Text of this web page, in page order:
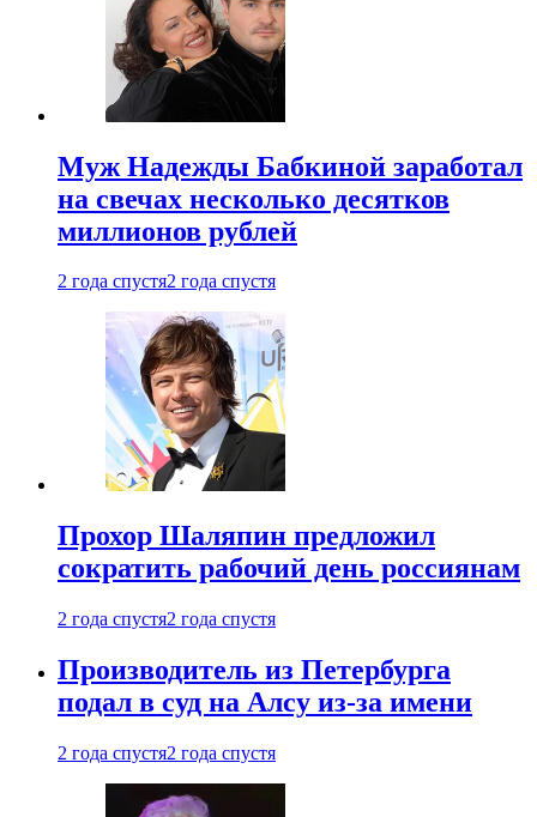
Муж Надежды Бабкиной заработал
на свечах несколько десятков
миллионов рублей
2 года спустя2 года спустя
Прохор Шаляпин предложил
сократить рабочий день россиянам
2 года спустя2 года спустя
Производитель из Петербурга
подал в суд на Алсу из-за имени
2 года спустя2 года спустя